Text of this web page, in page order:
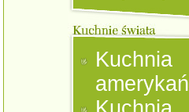
Kuchnia